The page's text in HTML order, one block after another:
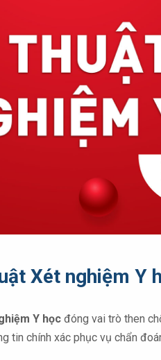
Xét nghiệm Y
Y học đóng vai trò then
tin chính xác phục vụ chẩn